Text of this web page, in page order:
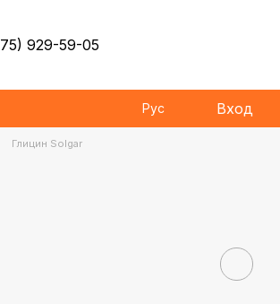
929-59-05
Рус Вход
Глицин Solgar